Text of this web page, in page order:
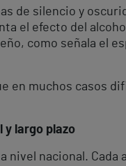
de silencio y
el efecto del
como señala el
en muchos casos
largo plazo
nacional. Cada